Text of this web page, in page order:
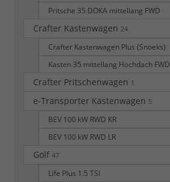
Pritsche 35 DOKA mittellang FWD
Crafter Kastenwagen 24
Crafter Kastenwagen Plus (Snoeks)
Kasten 35 mittellang Hochdach FWD
Crafter Pritschenwagen 1
e-Transporter Kastenwagen 5
BEV 100 kW RWD KR
BEV 100 kW RWD LR
Golf 47
Life Plus 1.5 TSI